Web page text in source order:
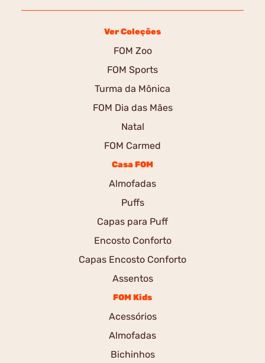
Ver Coleções
FOM Zoo
FOM Sports
Turma da Mônica
FOM Dia das Mães
Natal
FOM Carmed
Casa FOM
Almofadas
Puffs
Capas para Puff
Encosto Conforto
Capas Encosto Conforto
Assentos
FOM Kids
Acessórios
Almofadas
Bichinhos